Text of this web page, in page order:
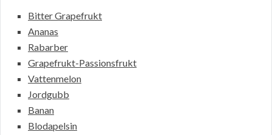
Bitter Grapefrukt
Ananas
Rabarber
Grapefrukt-Passionsfrukt
Vattenmelon
Jordgubb
Banan
Blodapelsin